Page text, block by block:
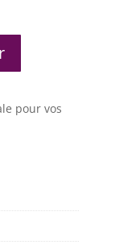
pour vos